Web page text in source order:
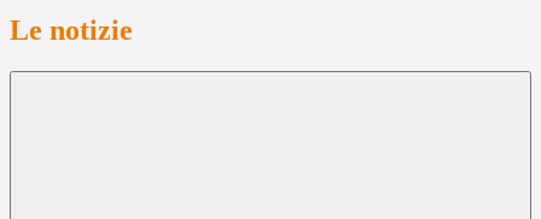
Le notizie